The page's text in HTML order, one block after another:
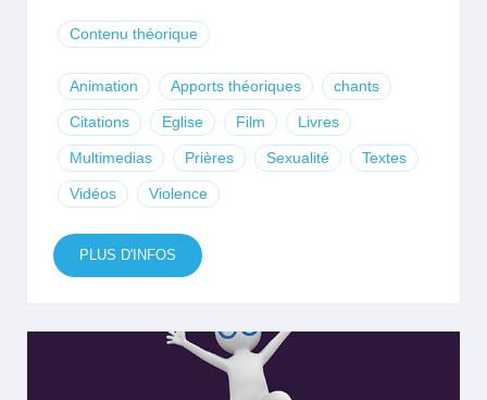
Contenu théorique
Animation Apports théoriques chants
Citations Eglise Film Livres
Multimedias Prières Sexualité Textes
Vidéos Violence
PLUS D'INFOS